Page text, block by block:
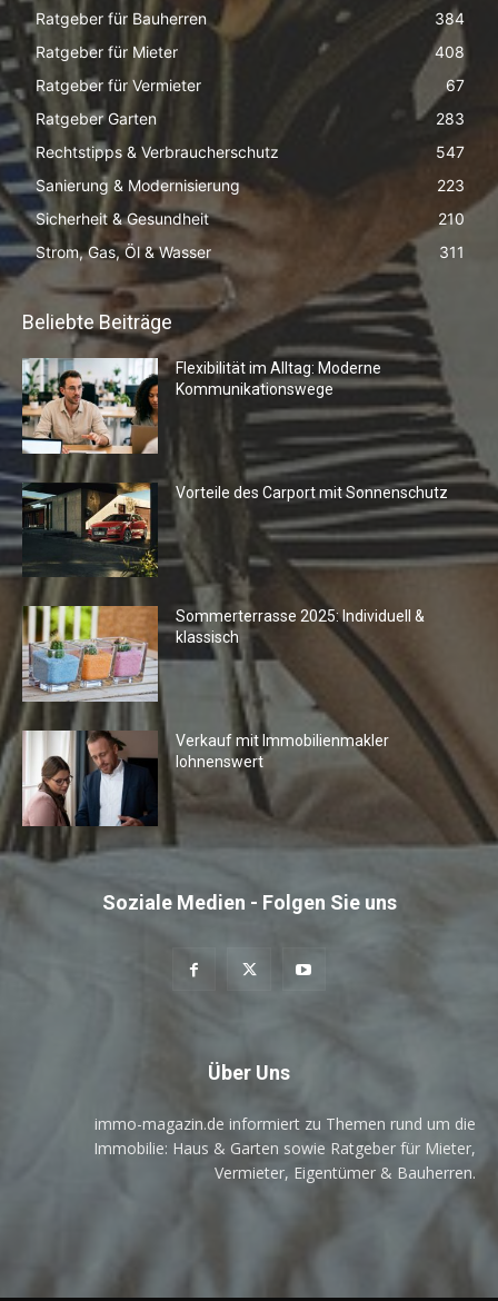
Ratgeber für Bauherren
384
Ratgeber für Mieter
408
Ratgeber für Vermieter
67
Ratgeber Garten
283
Rechtstipps & Verbraucherschutz
547
Sanierung & Modernisierung
223
Sicherheit & Gesundheit
210
Strom, Gas, Öl & Wasser
311
Beliebte Beiträge
Flexibilität im Alltag: Moderne
Kommunikationswege
Vorteile des Carport mit Sonnenschutz
Sommerterrasse 2025: Individuell &
klassisch
Verkauf mit Immobilienmakler
lohnenswert
Soziale Medien - Folgen Sie uns
Über Uns
immo-magazin.de informiert zu Themen rund um die
Immobilie: Haus & Garten sowie Ratgeber für Mieter,
Vermieter, Eigentümer & Bauherren.